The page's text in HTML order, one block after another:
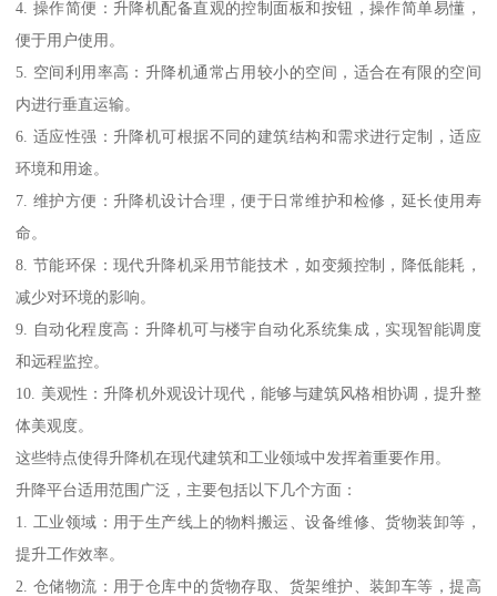
4. 操作简便：升降机配备直观的控制面板和按钮，操作简单易懂，
便于用户使用。
5. 空间利用率高：升降机通常占用较小的空间，适合在有限的空间
内进行垂直运输。
6. 适应性强：升降机可根据不同的建筑结构和需求进行定制，适应
环境和用途。
7. 维护方便：升降机设计合理，便于日常维护和检修，延长使用寿
命。
8. 节能环保：现代升降机采用节能技术，如变频控制，降低能耗，
减少对环境的影响。
9. 自动化程度高：升降机可与楼宇自动化系统集成，实现智能调度
和远程监控。
10. 美观性：升降机外观设计现代，能够与建筑风格相协调，提升整
体美观度。
这些特点使得升降机在现代建筑和工业领域中发挥着重要作用。
升降平台适用范围广泛，主要包括以下几个方面：
1. 工业领域：用于生产线上的物料搬运、设备维修、货物装卸等，
提升工作效率。
2. 仓储物流：用于仓库中的货物存取、货架维护、装卸车等，提高